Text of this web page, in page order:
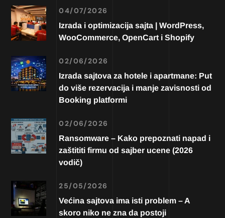
04/07/2026
Izrada i optimizacija sajta | WordPress,
WooCommerce, OpenCart i Shopify
02/06/2026
Izrada sajtova za hotele i apartmane: Put
do više rezervacija i manje zavisnosti od
Booking platformi
02/06/2026
Ransomware – Kako prepoznati napad i
zaštititi firmu od sajber ucene (2026
vodič)
25/05/2026
Većina sajtova ima isti problem – A
skoro niko ne zna da postoji